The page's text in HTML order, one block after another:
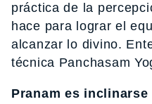
práctica de la
hace para lograr el
alcanzar lo divino.
técnica Panchasam
Pranam es